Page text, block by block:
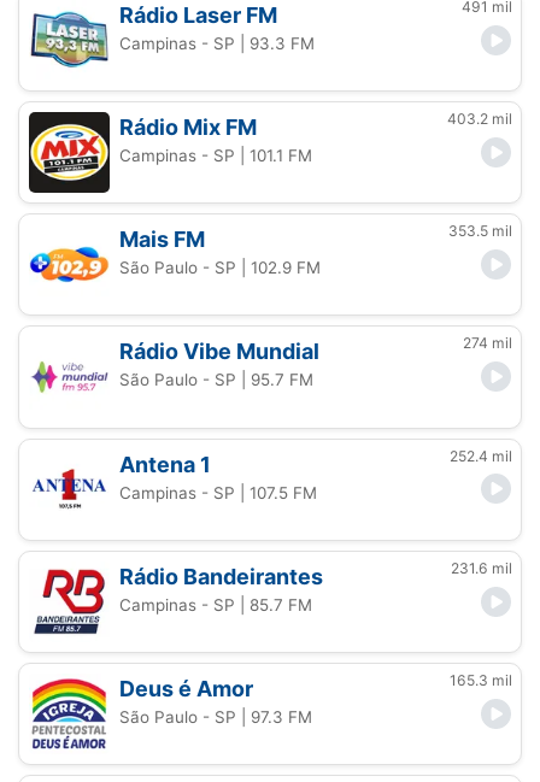
Rádio Laser FM 491 mil
Campinas - SP | 93.3 FM
Rádio Mix FM 403.2 mil
Campinas - SP | 101.1 FM
Mais FM 353.5 mil
São Paulo - SP | 102.9 FM
Rádio Vibe Mundial 274 mil
São Paulo - SP | 95.7 FM
Antena 1 252.4 mil
Campinas - SP | 107.5 FM
Rádio Bandeirantes 231.6 mil
Campinas - SP | 85.7 FM
Deus é Amor 165.3 mil
São Paulo - SP | 97.3 FM